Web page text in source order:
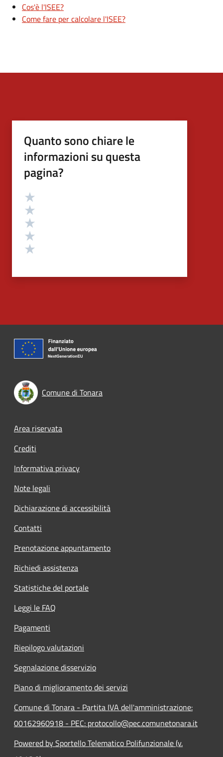
Cos'è l'ISEE?
Come fare per calcolare l'ISEE?
Quanto sono chiare le
informazioni su questa
pagina?
Valutazione
Comune di Tonara
Footer menu
Area riservata
Crediti
Informativa privacy
Note legali
Dichiarazione di accessibilità
Contatti
Prenotazione appuntamento
Richiedi assistenza
Statistiche del portale
Leggi le FAQ
Pagamenti
Riepilogo valutazioni
Segnalazione disservizio
Piano di miglioramento dei servizi
Comune di Tonara - Partita IVA dell'amministrazione:
00162960918 - PEC: protocollo@pec.comunetonara.it
Powered by Sportello Telematico Polifunzionale (v.